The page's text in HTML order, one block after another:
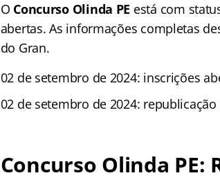
O Concurso Olinda PE está com
abertas. As informações completas
do Gran.
02 de setembro de 2024: inscrições
02 de setembro de 2024:
Concurso Olinda PE: